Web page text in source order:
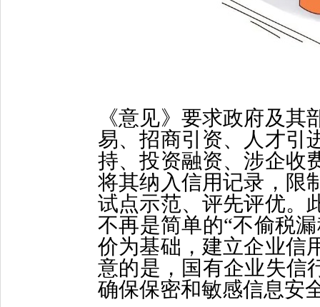
《意见》要求政府及
易、招商引资、人才引
持、投资融资、涉企收
将其纳入信用记录，限
试点示范、评先评优。
不再是简单的“不偷税
价为基础，建立企业信
意的是，国有企业失信
确保保密和敏感信息安